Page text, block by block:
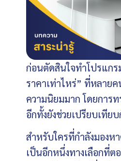
ก่อนตัดสินใจทำโปรแกร
ราคาเท่าไหร่” ที่หลาย
ความนิยมมาก โดยการ
อีกทั้งยังช่วยเปรียบเที
สำหรับใครที่กำลังมองห
เป็นอีกหนึ่งทางเลือกที่